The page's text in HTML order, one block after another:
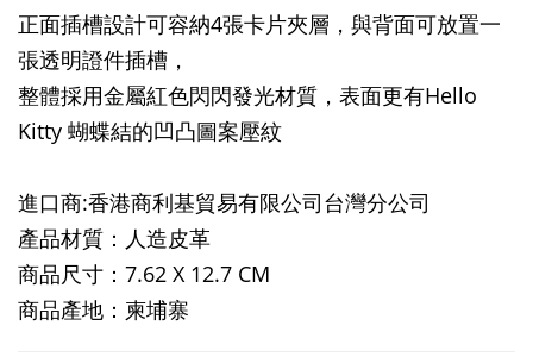
正面插槽設計可容納4張卡片夾層，與背面可放置一
張透明證件插槽，
整體採用金屬紅色閃閃發光材質，表面更有Hello
Kitty 蝴蝶結的凹凸圖案壓紋
進口商:香港商利基貿易有限公司台灣分公司
產品材質：人造皮革
商品尺寸：7.62 X 12.7 CM
商品產地：柬埔寨